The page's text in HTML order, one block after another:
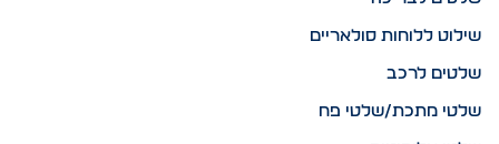
שילוט ללוחות סולאריים
שלטים לרכב
שלטי מתכת/שלטי פח